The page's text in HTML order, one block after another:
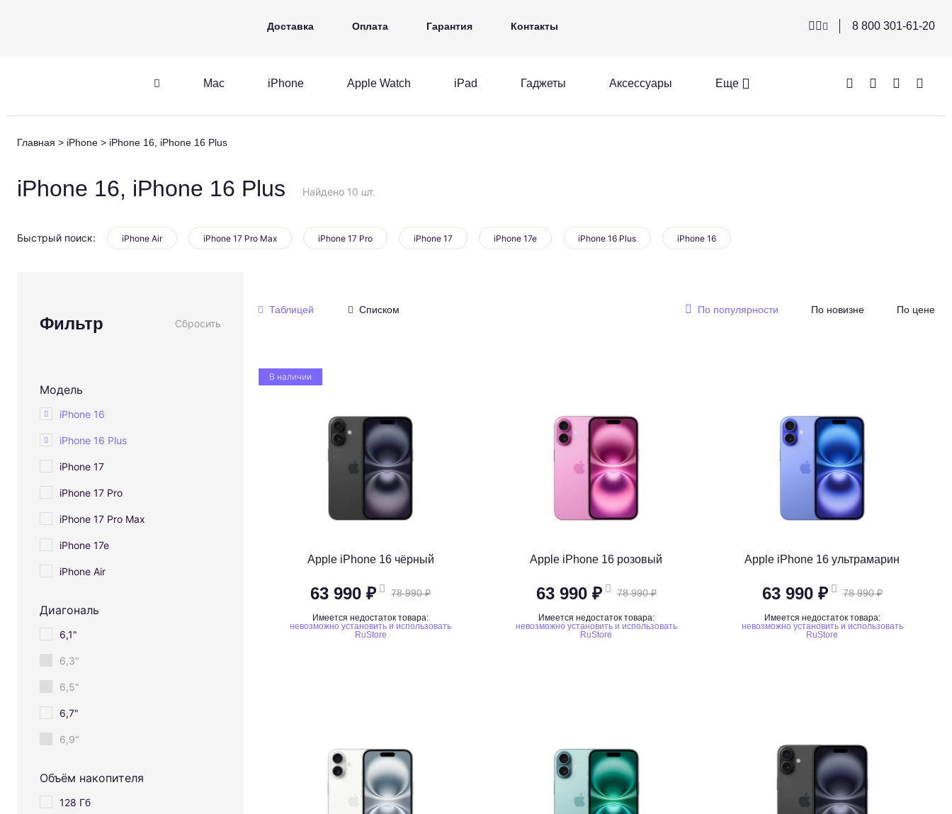
Apple Watch Гаджеты Аксессуары Ещё
Доставка Оплата Гарантия Контакты 8 800 301-61-20
Mac iPhone Apple Watch iPad Гаджеты Аксессуары Еще
Главная iPhone iPhone 16, iPhone 16 Plus
iPhone 16, iPhone 16 Plus Найдено 10 шт.
Быстрый поиск: iPhone Air iPhone 17 Pro Max iPhone 17 Pro iPhone 17 iPhone 17e iPhone 16 Plus iPhone 16
Фильтр Сбросить
Модель
iPhone 16
iPhone 16 Plus
iPhone 17
iPhone 17 Pro
iPhone 17 Pro Max
iPhone 17e
iPhone Air
Диагональ
6,1"
6,3"
6,5"
6,7"
6,9"
Объём накопителя
128 Гб
Таблицей Списком По популярности По новизне По цене
В наличии
Apple iPhone 16 чёрный
63 990 ₽ 78 990 ₽
Имеется недостаток товара:
невозможно установить и использовать
RuStore
Apple iPhone 16 розовый
63 990 ₽ 78 990 ₽
Имеется недостаток товара:
невозможно установить и использовать
RuStore
Apple iPhone 16 ультрамарин
63 990 ₽ 78 990 ₽
Имеется недостаток товара:
невозможно установить и использовать
RuStore